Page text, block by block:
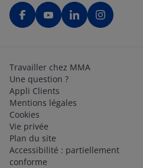
Travailler chez MMA
Une question ?
Appli Clients
Mentions légales
Cookies
Vie privée
Plan du site
Accessibilité : partiellement
conforme